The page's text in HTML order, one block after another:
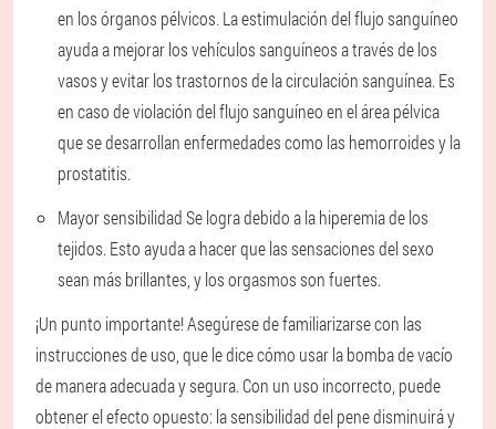
en los órganos pélvicos. La estimulación del flujo sanguíneo
ayuda a mejorar los vehículos sanguíneos a través de los
vasos y evitar los trastornos de la circulación sanguínea. Es
en caso de violación del flujo sanguíneo en el área pélvica
que se desarrollan enfermedades como las hemorroides y la
prostatitis.
Mayor sensibilidadSe logra debido a la hiperemia de los
tejidos. Esto ayuda a hacer que las sensaciones del sexo
sean más brillantes, y los orgasmos son fuertes.
¡Un punto importante! Asegúrese de familiarizarse con las
instrucciones de uso, que le dice cómo usar la bomba de vacío
de manera adecuada y segura. Con un uso incorrecto, puede
obtener el efecto opuesto: la sensibilidad del pene disminuirá y